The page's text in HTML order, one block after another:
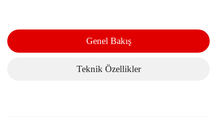
Genel Bakış
Teknik Özellikler